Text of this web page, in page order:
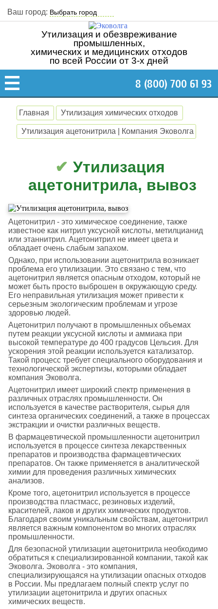
Ваш город:
Утилизация и обезвреживание
промышленных,
химических и медицинских отходов
по всей России от 3-х дней
8 (800) 700 61 93
Главная Утилизация химических отходов
Утилизация ацетонитрила | Компания Эковолга
Утилизация
ацетонитрила, вывоз
Ацетонитрил - это химическое соединение, также
известное как нитрил уксусной кислоты, метилцианид
или этаннитрил. Ацетонитрил не имеет цвета и
обладает очень слабым запахом.
Однако, при использовании ацетонитрила возникает
проблема его утилизации. Это связано с тем, что
ацетонитрил является опасным отходом, который не
может быть просто выброшен в окружающую среду.
Его неправильная утилизация может привести к
серьезным экологическим проблемам и угрозе
здоровью людей.
Ацетонитрил получают в промышленных объемах
путем реакции уксусной кислоты и аммиака при
высокой температуре до 400 градусов Цельсия. Для
ускорения этой реакции используется катализатор.
Такой процесс требует специального оборудования и
технологической экспертизы, которыми обладает
компания Эковолга.
Ацетонитрил имеет широкий спектр применения в
различных отраслях промышленности. Он
используется в качестве растворителя, сырья для
синтеза органических соединений, а также в процессах
экстракции и очистки различных веществ.
В фармацевтической промышленности ацетонитрил
используется в процессе синтеза лекарственных
препаратов и производства фармацевтических
препаратов. Он также применяется в аналитической
химии для проведения различных химических
анализов.
Кроме того, ацетонитрил используется в процессе
производства пластмасс, резиновых изделий,
красителей, лаков и других химических продуктов.
Благодаря своим уникальным свойствам, ацетонитрил
является важным компонентом во многих отраслях
промышленности.
Для безопасной утилизации ацетонитрила необходимо
обратиться к специализированной компании, такой как
Эковолга. Эковолга - это компания,
специализирующаяся на утилизации опасных отходов
в России. Мы предлагаем полный спектр услуг по
утилизации ацетонитрила и других опасных
химических веществ.